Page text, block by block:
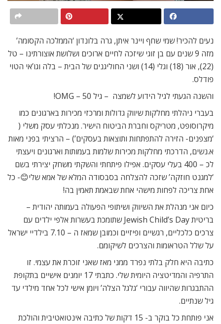
נעים להכיר! שמי שחף ויינר איתן, גרה בלונדון ‘הממלכה הקסומה’
מזה 9 שנים עם בן זוגי שיזכה לחיים ארוכים ושלושת אוצורתינו – טל
(22), אור (18) וגלי (14) ושני החוליגנים של הבית – בלה וגו’אי הטוי
פודלס.
והשנה הגעתי לגיל הידוע לשמצה – גיל 50 – OMG!
בעברי ניהלתי מחלקות שיווק גדולות ומרכזי מכירות בארגונים כמו
מיקרוסופט, מטריקס וחברת הביטוח הישיר. מנכלתי עסק משלי (
‘מצפנים- הזירה להתפתחות ותוצאות בעסקים’) – הרציתי בפני מאות
א.נשים, הדרכתי מחלקות מכירות שלמות בעמותות וארגונים ויעצתי
לכ – 400 בעלי עסקים. אפילו פיתחתי והשקתי משחק יצירתי בשם
‘למגנט חוזקה’ שזכה להצלחה בסבסודה המלא של אמא שלי😊- כל
אחת צריכה לפחות מישהי אחת שבאמת תאמין בה!
כיום אני מנהלת את השיווק ושיתופי הפעולה בעמותה יהודית –
בריטית Jewish Child’s Day שתומכת בעשרות אלפי ילדים עם
צרכים כלכליים, רגשיים ופיזיים וכמובן שמאז ה – 7.10 בילדיי ישראל
על שלל הטראומות והצרכים לשיקומם.
כתיבה היא חלק בלתי נפרד ממני מאז שאני זוכרת את עצמי. זו
התרפיה והמדיטציה היומית שלי. כתבתי 17 יומנים אישיים בתקופת
ההתבגרות שהיווה עבורי ‘גלגל הצלה’ ויומן אישי לכל אחד מילדי עד
גיל שנתיים.
אני פותחת כל בוקר ב- 15 דקות של כתיבה אינטואטיבית והולכת